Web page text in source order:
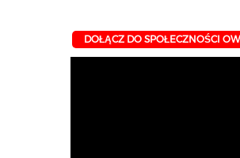
ZALECENIA PRZED